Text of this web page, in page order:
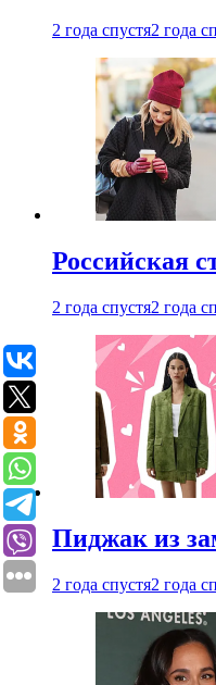
2 года спустя2 года
Российская
2 года спустя2 года
Пиджак из
2 года спустя2 года